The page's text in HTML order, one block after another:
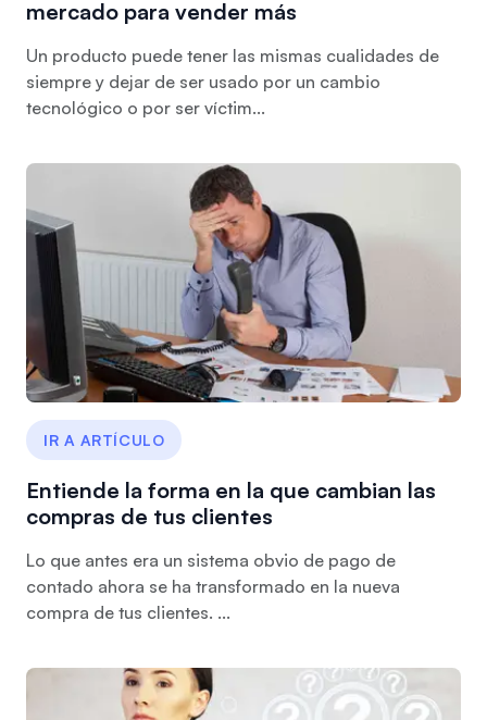
mercado para vender más
Un producto puede tener las mismas cualidades de
siempre y dejar de ser usado por un cambio
tecnológico o por ser víctim...
IR A ARTÍCULO
Entiende la forma en la que cambian las
compras de tus clientes
Lo que antes era un sistema obvio de pago de
contado ahora se ha transformado en la nueva
compra de tus clientes. ...